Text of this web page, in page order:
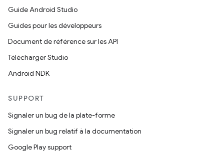
Guide Android Studio
Guides pour les développeurs
Document de référence sur les API
Télécharger Studio
Android NDK
SUPPORT
Signaler un bug de la plate-forme
Signaler un bug relatif à la documentation
Google Play support